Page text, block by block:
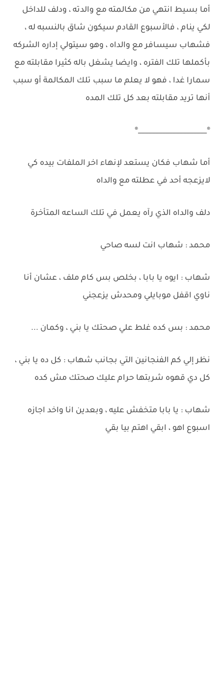
أما بسيط انتهي من مكالمته مع والدته ، ودلف للداخل
لكي ينام ، فالأسبوع القادم سيكون شاق بالنسبه له ،
فشهاب سيسافر مع والداه ، وهو سيتولي إداره الشركه
بأكملها تلك الفتره ، وايضا يشغل باله كثيرا مقابلته مع
سمارا غدا ، فهو لا يعلم ما سبب تلك المكالمة أو سبب
أنها تريد مقابلته بعد كل تلك المده
®____________________®
أما شهاب فكان يستعد لإنهاء اخر الملفات بيده كي
لايزعجه أحد في عطلته مع والداه
دلف والداه الذي رآه يعمل في تلك الساعه المتأخرة
محمد : شهاب انت لسه صاحي
شهاب : ايوه يا بابا ، بخلص بس كام ملف ، عشان أنا
ناوي اقفل موبايلي ومحدش يزعجني
محمد : بس كده غلط علي صحتك يا بني ، وكمان ...
نظر إلي كم الفنجانين التي بجانب شهاب : كل ده يا بني ،
كل دي قهوه شربتها حرام عليك صحتك مش كده
شهاب : يا بابا متخفش عليه ، وبعدين انا واخد اجازه
اسبوع اهو ، ابقي اهتم بيا بقي